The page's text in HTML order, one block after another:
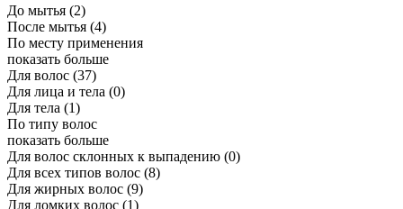
До мытья (2)
После мытья (4)
По месту применения
показать больше
Для волос (37)
Для лица и тела (0)
Для тела (1)
По типу волос
показать больше
Для волос склонных к выпадению (0)
Для всех типов волос (8)
Для жирных волос (9)
Для ломких волос (1)